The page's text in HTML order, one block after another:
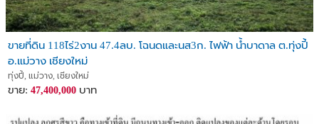
ขายที่ดิน 118ไร่2งาน 47.4ลบ. โฉนดและนส3ก. ไฟฟ้า น้ำบาดาล ต.ทุ่งปี้
อ.แม่วาง เชียงใหม่
ทุ่งปี้, แม่วาง, เชียงใหม่
ขาย: 47,400,000 บาท